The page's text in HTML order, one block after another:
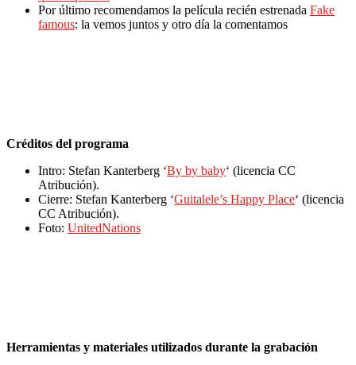
Por último recomendamos la película recién estrenada Fake
famous: la vemos juntos y otro día la comentamos
Créditos del programa
Intro: Stefan Kanterberg ‘By by baby‘ (licencia CC
Atribución).
Cierre: Stefan Kanterberg ‘Guitalele’s Happy Place‘ (licencia
CC Atribución).
Foto: UnitedNations
Herramientas y materiales utilizados durante la grabación